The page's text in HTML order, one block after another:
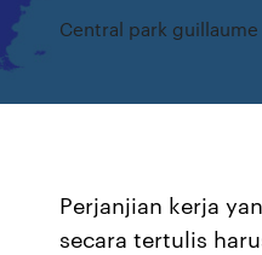
Central park
Perjanjian kerja
secara tertulis